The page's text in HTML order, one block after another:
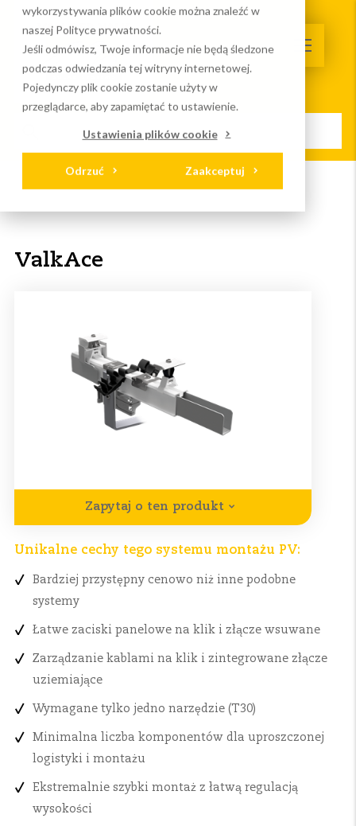
wykorzystywania plików cookie można znaleźć w
naszej Polityce prywatności.
Jeśli odmówisz, Twoje informacje nie będą śledzone
podczas odwiedzania tej witryny internetowej.
Pojedynczy plik cookie zostanie użyty w
przeglądarce, aby zapamiętać to ustawienie.
Ustawienia plików cookie
Zaakceptuj
Odrzuć
ValkAce
Zapytaj o ten produkt
Unikalne cechy tego systemu montażu PV:
Bardziej przystępny cenowo niż inne podobne
systemy
Łatwe zaciski panelowe na klik i złącze wsuwane
Zarządzanie kablami na klik i zintegrowane złącze
uziemiające
Wymagane tylko jedno narzędzie (T30)
Minimalna liczba komponentów dla uproszczonej
logistyki i montażu
Ekstremalnie szybki montaż z łatwą regulacją
wysokości